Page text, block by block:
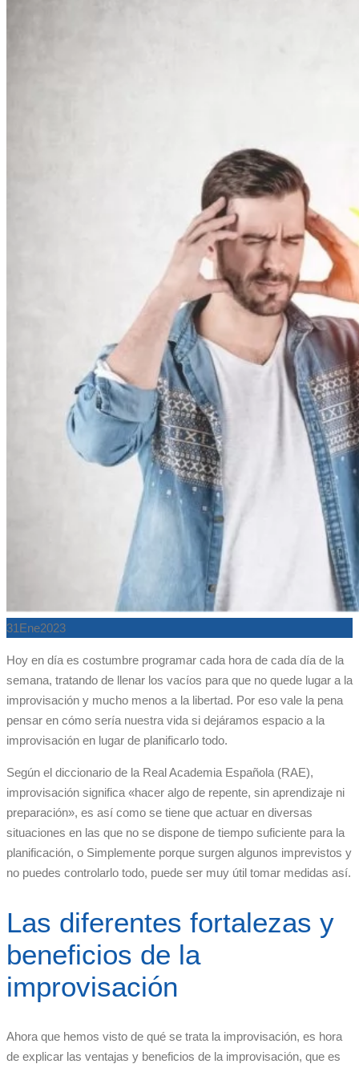
31Ene2023
Hoy en día es costumbre programar cada hora de cada día de la
semana, tratando de llenar los vacíos para que no quede lugar a la
improvisación y mucho menos a la libertad. Por eso vale la pena
pensar en cómo sería nuestra vida si dejáramos espacio a la
improvisación en lugar de planificarlo todo.
Según el diccionario de la Real Academia Española (RAE),
improvisación significa «hacer algo de repente, sin aprendizaje ni
preparación», es así como se tiene que actuar en diversas
situaciones en las que no se dispone de tiempo suficiente para la
planificación, o Simplemente porque surgen algunos imprevistos y
no puedes controlarlo todo, puede ser muy útil tomar medidas así.
Las diferentes fortalezas y
beneficios de la
improvisación
Ahora que hemos visto de qué se trata la improvisación, es hora
de explicar las ventajas y beneficios de la improvisación, que es